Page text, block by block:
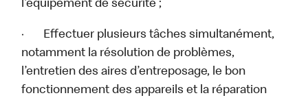
l’équipement de sécurité ;
· Effectuer plusieurs tâches simultanément,
notamment la résolution de problèmes,
l’entretien des aires d’entreposage, le bon
fonctionnement des appareils et la réparation